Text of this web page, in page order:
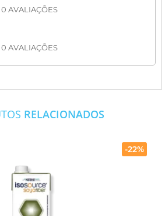
0 AVALIAÇÕES
0 AVALIAÇÕES
RELACIONADOS
-22%